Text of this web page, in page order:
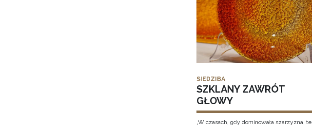
SIEDZIBA
SZKLANY ZAWRÓT
GŁOWY
„W czasach, gdy dominowała szarzyzna, te